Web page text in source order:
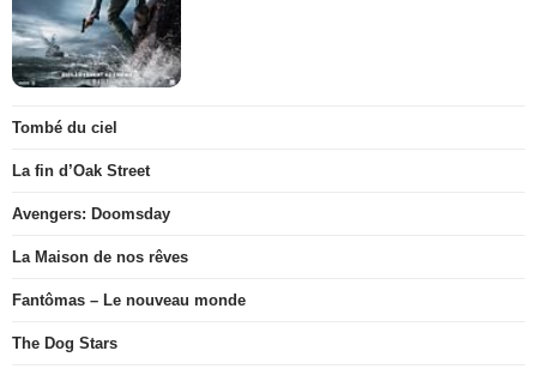
Tombé du ciel
La fin d’Oak Street
Avengers: Doomsday
La Maison de nos rêves
Fantômas – Le nouveau monde
The Dog Stars